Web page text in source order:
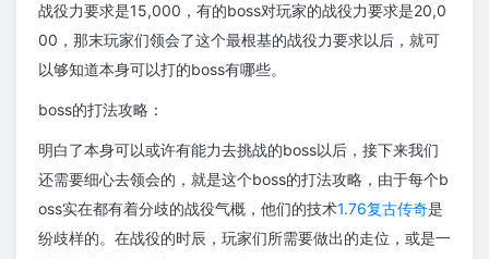
战役力要求是15,000，有的boss对玩家的战役力要求是20,0
00，那末玩家们领会了这个最根基的战役力要求以后，就可
以够知道本身可以打的boss有哪些。
boss的打法攻略：
明白了本身可以或许有能力去挑战的boss以后，接下来我们
还需要细心去领会的，就是这个boss的打法攻略，由于每个b
oss实在都有着分歧的战役气概，他们的技术1.76复古传奇是
纷歧样的。在战役的时辰，玩家们所需要做出的走位，或是一